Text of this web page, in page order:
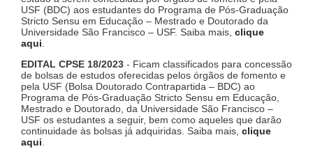
USF (BDC) aos estudantes do Programa de Pós-Graduação
Stricto Sensu em Educação – Mestrado e Doutorado da
Universidade São Francisco – USF. Saiba mais, clique
aqui.
EDITAL CPSE 18/2023 - Ficam classificados para concessão
de bolsas de estudos oferecidas pelos órgãos de fomento e
pela USF (Bolsa Doutorado Contrapartida – BDC) ao
Programa de Pós-Graduação Stricto Sensu em Educação,
Mestrado e Doutorado, da Universidade São Francisco –
USF os estudantes a seguir, bem como aqueles que darão
continuidade às bolsas já adquiridas. Saiba mais, clique
aqui.